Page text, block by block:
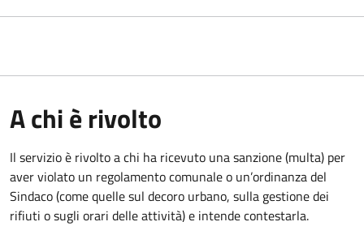
A chi è rivolto
Il servizio è rivolto a chi ha ricevuto una sanzione (multa) per
aver violato un regolamento comunale o un’ordinanza del
Sindaco (come quelle sul decoro urbano, sulla gestione dei
rifiuti o sugli orari delle attività) e intende contestarla.